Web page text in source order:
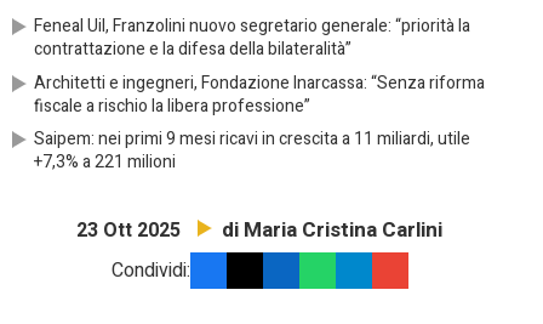
Feneal Uil, Franzolini nuovo segretario generale: “priorità la
contrattazione e la difesa della bilateralità”
Architetti e ingegneri, Fondazione Inarcassa: “Senza riforma
fiscale a rischio la libera professione”
Saipem: nei primi 9 mesi ricavi in crescita a 11 miliardi, utile
+7,3% a 221 milioni
23 Ott 2025 di Maria Cristina Carlini
Condividi: